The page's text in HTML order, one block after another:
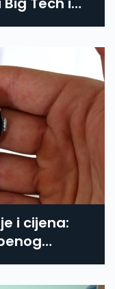
i cijena: